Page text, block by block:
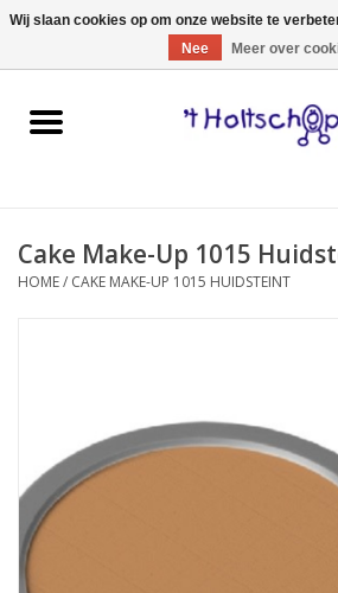
Home
spellen
hebbedingen
kinderkamer
eten & drinken
Cake Make-Up 1015
HOME/ CAKE MAKE-UP 1015 HUIDSTEINT
Wij slaan cookies op om onze website te
Nee
Meer over